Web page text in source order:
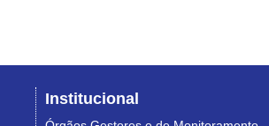
Institucional